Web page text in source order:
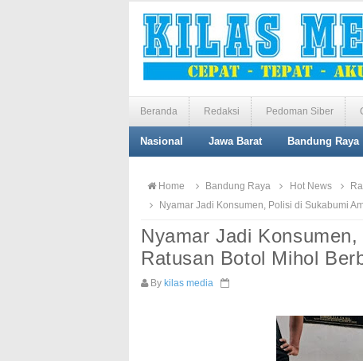
Beranda Redaksi Pedoman Siber
Nasional Jawa Barat Bandung Raya
Home Bandung Raya Hot News
Nyamar Jadi Konsumen, Polisi di Sukabumi
Nyamar Jadi
Ratusan Botol Mihol
By kilas media